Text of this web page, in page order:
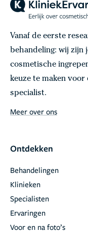
Vanaf de eerste
behandeling: wij zijn
cosmetische
keuze te maken voor
specialist.
Meer over ons
Ontdekken
Behandelingen
Klinieken
Specialisten
Ervaringen
Voor en na foto’s